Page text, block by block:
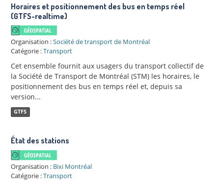
Horaires et positionnement des bus en temps réel
(GTFS-realtime)
Organisation :Société de transport de Montréal
Catégorie :Transport
Cet ensemble fournit aux usagers du transport collectif de
la Société de Transport de Montréal (STM) les horaires, le
positionnement des bus en temps réel et, depuis sa
version...
GTFS
État des stations
Organisation : Bixi Montréal
Catégorie :Transport